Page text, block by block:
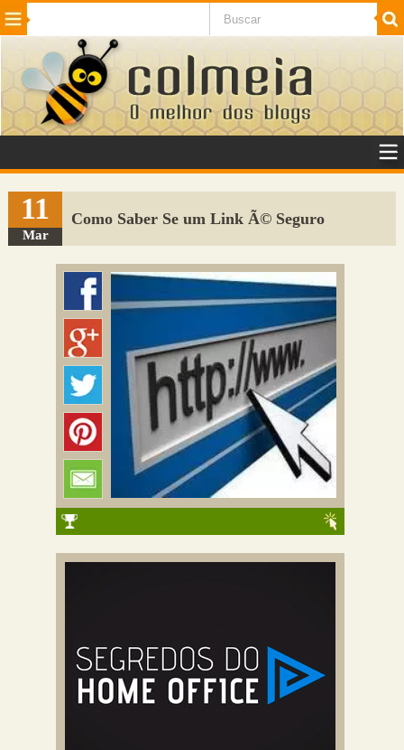
Beleza Cinema e TV
Internet Jogos NotÃ­cias SaÃºde
VeÃ­culos Adulto
Sugerir Link
Adicionar Blog
Colmeia Exchange
Perguntas Frequentes
11
Mar
Como Saber Se um Link Ã© Seguro